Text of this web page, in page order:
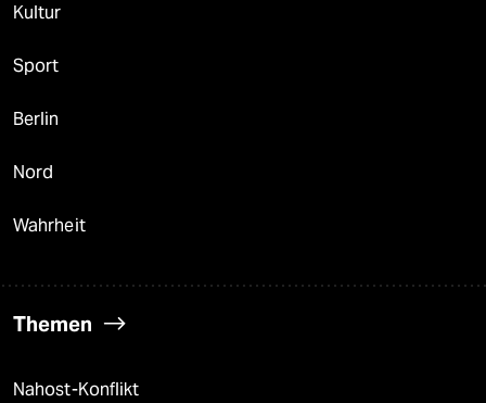
Kultur
Sport
Berlin
Nord
Wahrheit
Themen
Nahost-Konflikt